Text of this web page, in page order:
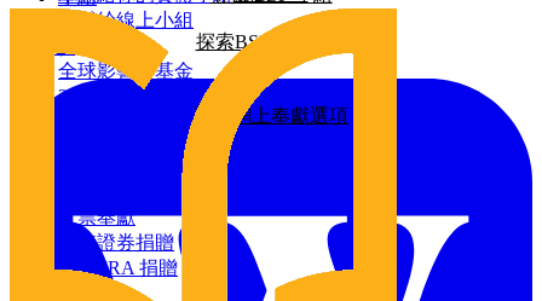
2026/25年影響力報告
2025/24年影響力報告
2024/23年影響力報告
2022年影響力報告
探索我們的全球影響力
資源
探索BSF研經課程
奉獻給線上小組
全球影響力基金
更多網上奉獻選項
支票奉獻
增值證券捐贈
透過 IRA 捐贈